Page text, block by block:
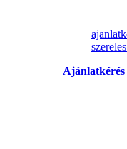
Ajánlatkérés